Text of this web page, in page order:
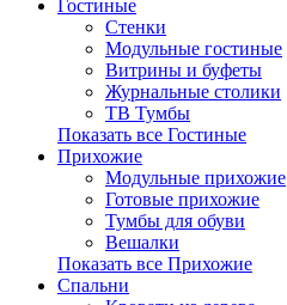
Гостиные
Стенки
Модульные гостиные
Витрины и буфеты
Журнальные столики
ТВ Тумбы
Показать все Гостиные
Прихожие
Модульные прихожие
Готовые прихожие
Тумбы для обуви
Вешалки
Показать все Прихожие
Спальни